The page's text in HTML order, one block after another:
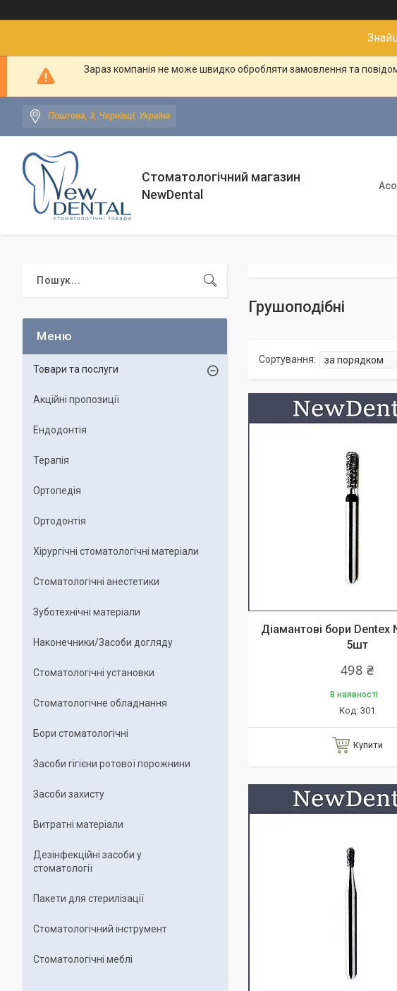
Зараз компанія не може швидко обробляти замовлення та
Поштова, 3, Чернівці, Україна
Стоматологічний магазин
NewDental
Грушоподібні
Діамантові бори Dentex
5шт
498 ₴
В наявності
301
Купити
Товари та послуги
Акційні пропозиції
Ендодонтія
Терапія
Ортопедія
Ортодонтія
Хірургічні стоматологічні матеріали
Стоматологічні анестетики
Зуботехнічні матеріали
Наконечники/Засоби догляду
Стоматологічні установки
Стоматологічне обладнання
Бори стоматологічні
Засоби гігієни ротової порожнини
Засоби захисту
Витратні матеріали
Дезінфекційні засоби у
стоматології
Пакети для стерилізації
Стоматологічний інструмент
Стоматологічні меблі